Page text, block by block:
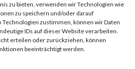
zu bieten, verwenden wir Technologien wie
zu speichern und/oder darauf
Technologien zustimmen, können wir Daten
IDs auf dieser Website verarbeiten.
erteilen oder zurückziehen, können
beeinträchtigt werden.